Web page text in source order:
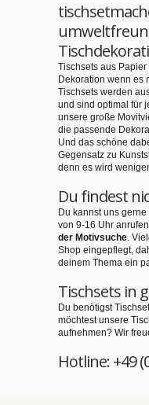
Tischsets aus
Dekoration wenn es
Tischsets werden
und sind optimal für
unsere große
die passende
Und das schöne
Gegensatz zu
denn es wird
Du findest
Du kannst uns
von 9-16 Uhr
der Motivsuche.
Shop eingepflegt,
deinem Thema ein
Tischsets in
Du benötigst
möchtest unsere
aufnehmen? Wir
Hotline: +49